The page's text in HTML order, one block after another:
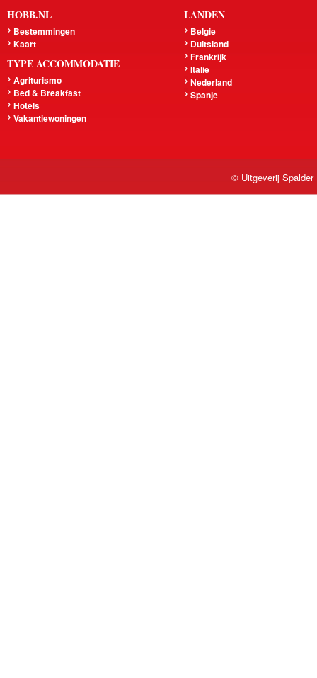
HOBB.NL
Bestemmingen
Kaart
TYPE ACCOMMODATIE
Agriturismo
Bed & Breakfast
Hotels
Vakantiewoningen
LANDEN
Belgie
Duitsland
Frankrijk
Italie
Nederland
Spanje
© Uitgeverij